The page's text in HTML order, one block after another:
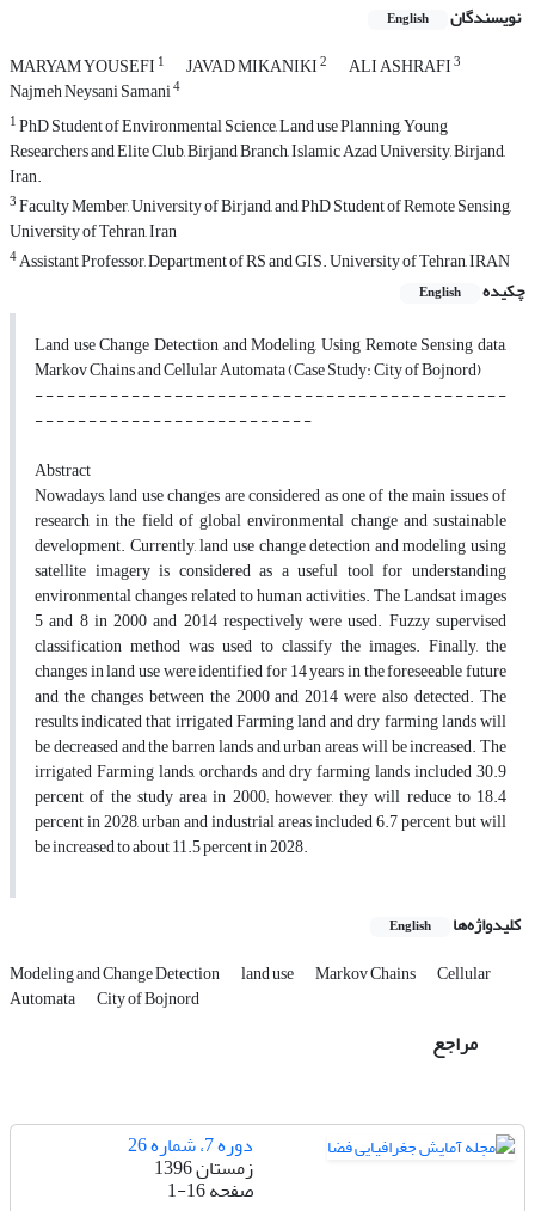
نویسندگان English
MARYAM YOUSEFI 1 JAVAD MIKANIKI2 ALI ASHRAFI3
Najmeh Neysani Samani4
1PhD Student of Environmental Science, Land use Planning, Young
Researchers and Elite Club, Birjand Branch, Islamic Azad University, Birjand,
Iran.
3Faculty Member, University of Birjand, and PhD Student of Remote Sensing,
University of Tehran, Iran
4Assistant Professor, Department of RS and GIS. University of Tehran, IRAN
چکیده
English
Land use Change Detection and Modeling, Using Remote Sensing data,
Markov Chains and Cellular Automata (Case Study: City of Bojnord)
- - - - - - - - - - - - - - - - - - - - - - - - - - - - - - - - - - - - - - - - - - - -
- - - - - - - - - - - - - - - - - - - - - - - - - -
Abstract
Nowadays, land use changes are considered as one of the main issues of
research in the field of global environmental change and sustainable
development. Currently, land use change detection and modeling using
satellite imagery is considered as a useful tool for understanding
environmental changes related to human activities. The Landsat images
5 and 8 in 2000 and 2014 respectively were used. Fuzzy supervised
classification method was used to classify the images. Finally, the
changes in land use were identified for 14 years in the foreseeable future
and the changes between the 2000 and 2014 were also detected. The
results indicated that irrigated Farming land and dry farming lands will
be decreased and the barren lands and urban areas will be increased. The
irrigated Farming lands, orchards and dry farming lands included 30.9
percent of the study area in 2000; however, they will reduce to 18.4
percent in 2028, urban and industrial areas included 6.7 percent, but will
be increased to about 11.5 percent in 2028.
کلیدواژه‌ها English
Modeling and Change Detection land use Markov Chains Cellular
Automata City of Bojnord
مراجع
دوره 7، شماره 26
زمستان 1396
صفحه1-16